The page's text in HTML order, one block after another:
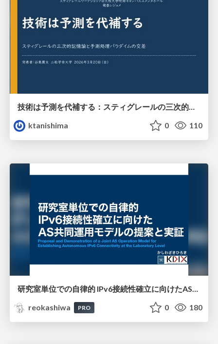
技術は予測を代補する：スティグレールの三次的記憶論と予測処理パラダイムの交差
ktanishima
0 110
reokashiwa
PRO 0 180